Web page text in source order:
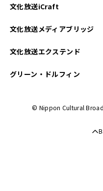
文化放送iCraft
文化放送メディアブリッジ
文化放送エクステンド
グリーン・ドルフィン
© Nippon Cultural